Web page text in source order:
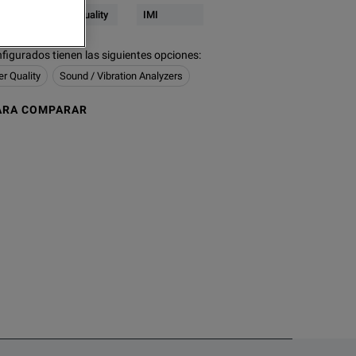
& Power Quality IMI
tienen las siguientes opciones:
Quality Sound / Vibration Analyzers
COMPARAR